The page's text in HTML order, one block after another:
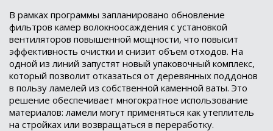
В рамках программы запланировано обновление
фильтров камер волокноосаждения с установкой
вентиляторов повышенной мощности, что повысит
эффективность очистки и снизит объем отходов. На
одной из линий запустят новый упаковочный комплекс,
который позволит отказаться от деревянных поддонов
в пользу ламелей из собственной каменной ваты. Это
решение обеспечивает многократное использование
материалов: ламели могут применяться как утеплитель
на стройках или возвращаться в переработку.